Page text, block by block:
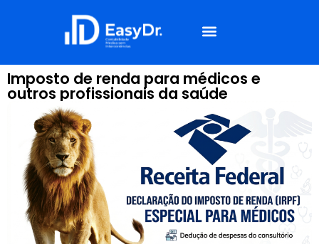
Imposto de renda para médicos e
outros profissionais da saúde